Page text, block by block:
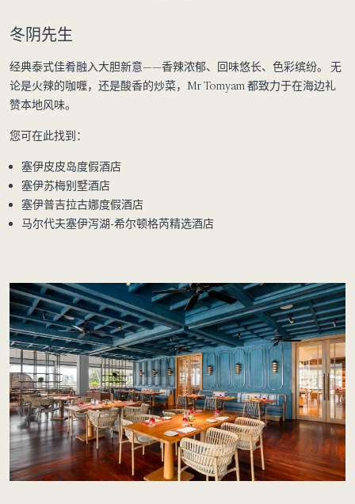
冬阴先生
经典泰式佳肴融入大胆新意——香辣浓郁、回味悠长、色彩缤纷。 无
论是火辣的咖喱，还是酸香的炒菜，Mr Tomyam 都致力于在海边礼
赞本地风味。
您可在此找到：
塞伊皮皮岛度假酒店
塞伊苏梅别墅酒店
塞伊普吉拉古娜度假酒店
马尔代夫塞伊泻湖-希尔顿格芮精选酒店